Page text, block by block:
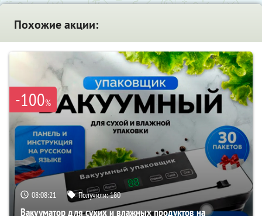
Похожие акции:
-100%
08:08:20 Получили:180
Вакууматор для сухих и влажных продуктов на